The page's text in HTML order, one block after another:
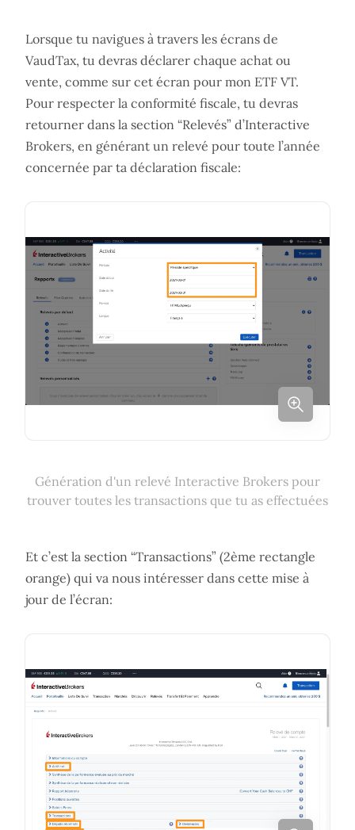
Lorsque tu navigues à travers les écrans de
VaudTax, tu devras déclarer chaque achat ou
vente, comme sur cet écran pour mon ETF VT.
Pour respecter la conformité fiscale, tu devras
retourner dans la section “Relevés” d’Interactive
Brokers, en générant un relevé pour toute l’année
concernée par ta déclaration fiscale:
Génération d'un relevé Interactive Brokers pour
trouver toutes les transactions que tu as effectuées
Et c’est la section “Transactions” (2ème rectangle
orange) qui va nous intéresser dans cette mise à
jour de l’écran: